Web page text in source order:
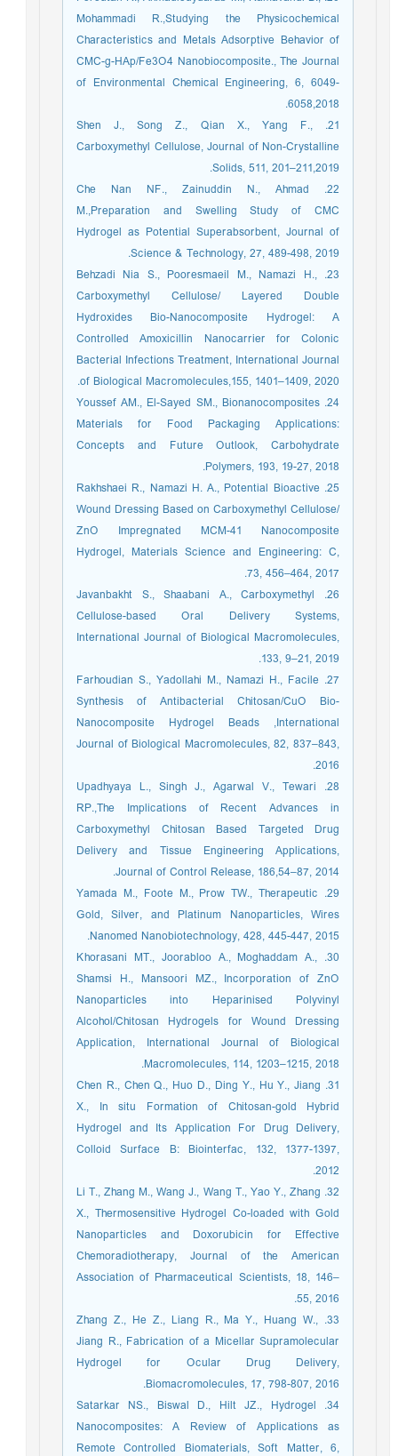
Mohammadi R.,Studying the Physicochemical
Characteristics and Metals Adsorptive Behavior of
CMC-g-HAp/Fe3O4 Nanobiocomposite., The Journal
of Environmental Chemical Engineering, 6, 6049-
6058,2018.
21. Shen J., Song Z., Qian X., Yang F.,
Carboxymethyl Cellulose, Journal of Non-Crystalline
Solids, 511, 201–211,2019.
22. Che Nan NF., Zainuddin N., Ahmad
M.,Preparation and Swelling Study of CMC
Hydrogel as Potential Superabsorbent, Journal of
Science & Technology, 27, 489-498, 2019.
23. Behzadi Nia S., Pooresmaeil M., Namazi H.,
Carboxymethyl Cellulose/ Layered Double
Hydroxides Bio-Nanocomposite Hydrogel: A
Controlled Amoxicillin Nanocarrier for Colonic
Bacterial Infections Treatment, International Journal
of Biological Macromolecules,155, 1401–1409, 2020.
24. Youssef AM., El-Sayed SM., Bionanocomposites
Materials for Food Packaging Applications:
Concepts and Future Outlook, Carbohydrate
Polymers, 193, 19-27, 2018.
25. Rakhshaei R., Namazi H. A., Potential Bioactive
Wound Dressing Based on Carboxymethyl Cellulose/
ZnO Impregnated MCM-41 Nanocomposite
Hydrogel, Materials Science and Engineering: C,
73, 456–464, 2017.
26. Javanbakht S., Shaabani A., Carboxymethyl
Cellulose-based Oral Delivery Systems,
International Journal of Biological Macromolecules,
133, 9–21, 2019.
27. Farhoudian S., Yadollahi M., Namazi H., Facile
Synthesis of Antibacterial Chitosan/CuO Bio-
Nanocomposite Hydrogel Beads ,International
Journal of Biological Macromolecules, 82, 837–843,
2016.
28. Upadhyaya L., Singh J., Agarwal V., Tewari
RP.,The Implications of Recent Advances in
Carboxymethyl Chitosan Based Targeted Drug
Delivery and Tissue Engineering Applications,
Journal of Control Release, 186,54–87, 2014.
29. Yamada M., Foote M., Prow TW., Therapeutic
Gold, Silver, and Platinum Nanoparticles, Wires
Nanomed Nanobiotechnology, 428, 445-447, 2015.
30. Khorasani MT., Joorabloo A., Moghaddam A.,
Shamsi H., Mansoori MZ., Incorporation of ZnO
Nanoparticles into Heparinised Polyvinyl
Alcohol/Chitosan Hydrogels for Wound Dressing
Application, International Journal of Biological
Macromolecules, 114, 1203–1215, 2018.
31. Chen R., Chen Q., Huo D., Ding Y., Hu Y., Jiang
X., In situ Formation of Chitosan-gold Hybrid
Hydrogel and Its Application For Drug Delivery,
Colloid Surface B: Biointerfac, 132, 1377-1397,
2012.
32. Li T., Zhang M., Wang J., Wang T., Yao Y., Zhang
X., Thermosensitive Hydrogel Co-loaded with Gold
Nanoparticles and Doxorubicin for Effective
Chemoradiotherapy, Journal of the American
Association of Pharmaceutical Scientists, 18, 146–
55, 2016.
33. Zhang Z., He Z., Liang R., Ma Y., Huang W.,
Jiang R., Fabrication of a Micellar Supramolecular
Hydrogel for Ocular Drug Delivery,
Biomacromolecules, 17, 798-807, 2016.
34. Satarkar NS., Biswal D., Hilt JZ., Hydrogel
Nanocomposites: A Review of Applications as
Remote Controlled Biomaterials, Soft Matter, 6,